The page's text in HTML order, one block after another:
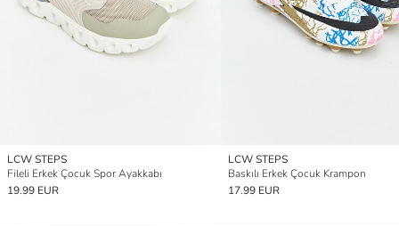
LCW STEPS
Fileli Erkek Çocuk Spor Ayakkabı
19.99 EUR
LCW STEPS
Baskılı Erkek Çocuk Krampon
17.99 EUR